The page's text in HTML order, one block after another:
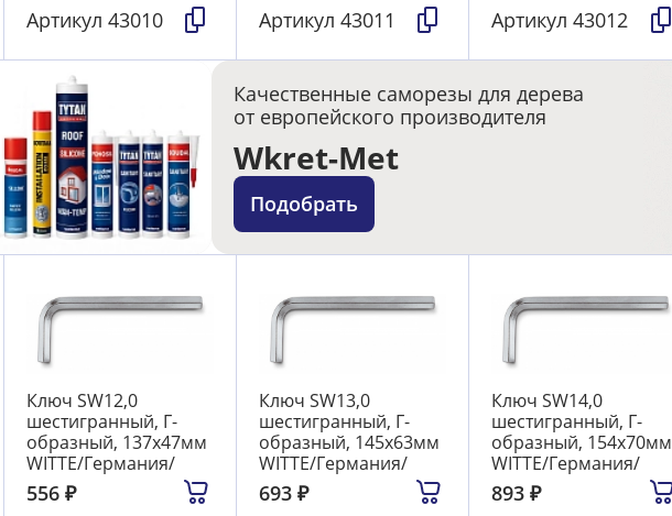
Артикул 43010
Артикул 43011
Артикул43012
Качественные саморезы для дерева
от европейского производителя
Wkret-Met
Подобрать
Ключ SW12,0
шестигранный, Г-
образный, 137х47мм
WITTE/Германия/
556 ₽
Ключ SW13,0
шестигранный, Г-
образный, 145х63мм
WITTE/Германия/
693 ₽
Ключ SW14,0
шестигранный, Г-
образный, 154х70мм
WITTE/Германия/
893₽